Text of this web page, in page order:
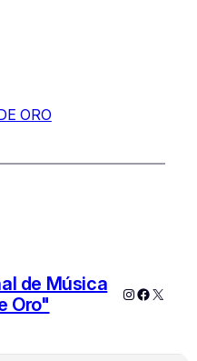
ORO
de Música
Oro"
Instagram
X